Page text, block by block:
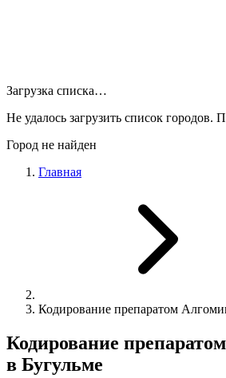
Загрузка списка…
Не удалось загрузить список городов.
Город не найден
Главная
Кодирование препаратом
Кодирование
в Бугульме